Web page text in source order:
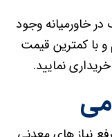
خاورمیانه وجود
با کمترین قیمت
نمایید.